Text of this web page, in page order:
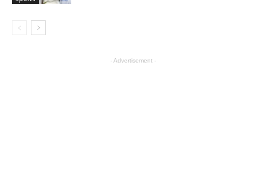
- Advertisement -